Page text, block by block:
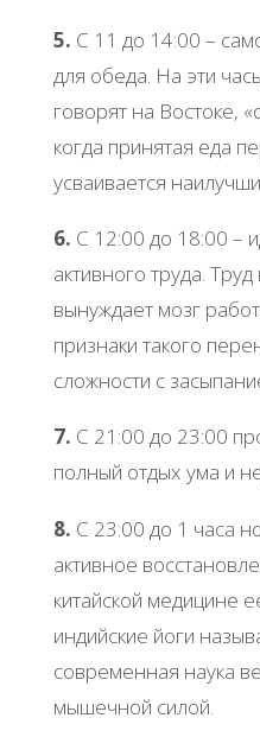
5. С 11 до 14:00 –
для обеда. На эти
говорят на Востоке,
когда принятая еда
усваивается
6. С 12:00 до 18:00 –
активного труда.
вынуждает мозг
признаки такого
сложности с
7. С 21:00 до 23:00
полный отдых ума и
8. С 23:00 до 1 часа
активное
китайской медицине
индийские йоги
современная наука
мышечной силой.